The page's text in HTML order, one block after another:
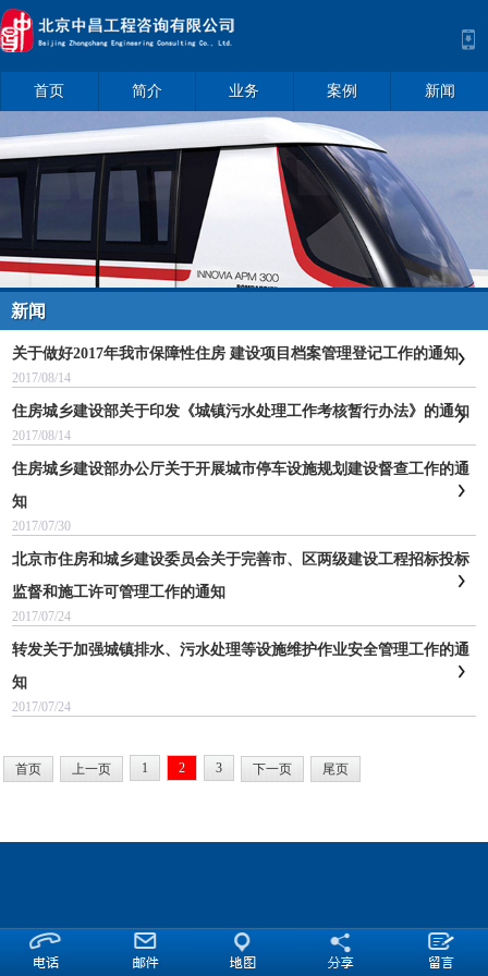
首页 简介 业务 案例 新闻
新闻
关于做好2017年我市保障性住房 建设项目档案管理登记工作的通知
2017/08/14
住房城乡建设部关于印发《城镇污水处理工作考核暂行办法》的通知
2017/08/14
住房城乡建设部办公厅关于开展城市停车设施规划建设督查工作的通
知
2017/07/30
北京市住房和城乡建设委员会关于完善市、区两级建设工程招标投标
监督和施工许可管理工作的通知
2017/07/24
转发关于加强城镇排水、污水处理等设施维护作业安全管理工作的通
知
2017/07/24
首页 上一页 1 2 3 下一页 尾页